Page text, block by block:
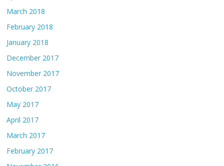
March 2018
February 2018
January 2018
December 2017
November 2017
October 2017
May 2017
April 2017
March 2017
February 2017